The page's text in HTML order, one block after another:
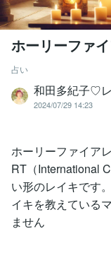
ホーリーファ
占い
和田多紀子♡
2024/07/29 14:23
ホーリーファイア
RT（International
い形のレイキです
イキを教えている
ません